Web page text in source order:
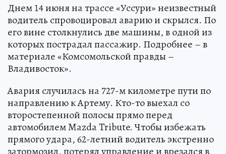
Днем 14 июня на трассе «Уссури» неизвестный
водитель спровоцировал аварию и скрылся. По
его вине столкнулись две машины, в одной из
которых пострадал пассажир. Подробнее – в
материале «Комсомольской правды –
Владивосток».
Авария случилась на 727-м километре пути по
направлению к Артему. Кто-то выехал со
второстепенной полосы прямо перед
автомобилем Mazda Tribute. Чтобы избежать
прямого удара, 62-летний водитель экстренно
затормозил, потерял управление и врезался в